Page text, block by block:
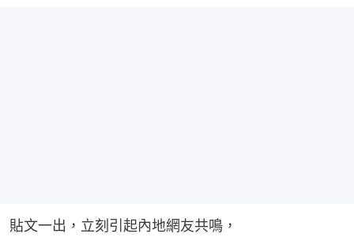
貼文一出，立刻引起內地網友共鳴，